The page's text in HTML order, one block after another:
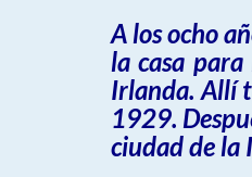
A los ocho
la casa
Irlanda. Allí
1929.
ciudad de la